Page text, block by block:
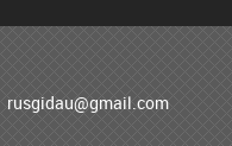
rusgidau@gmail.com